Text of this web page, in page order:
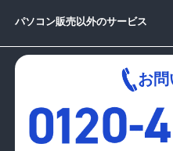
パソコン販売以外のサービス
お